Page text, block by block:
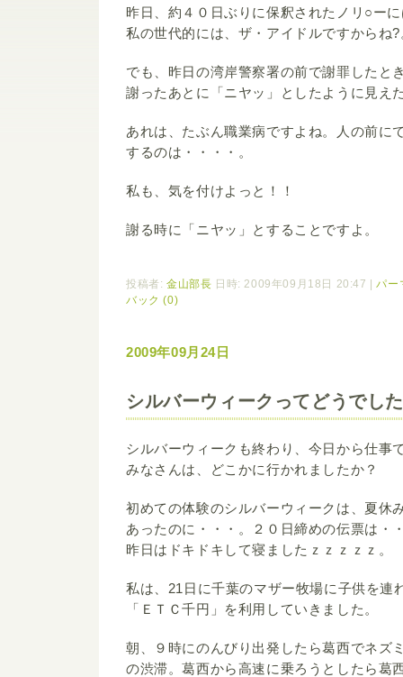
昨日、約４０日ぶりに保釈されたノリ○ー
私の世代的には、ザ・アイドルですからね?
でも、昨日の湾岸警察署の前で謝罪したと
謝ったあとに「ニヤッ」としたように見え
あれは、たぶん職業病ですよね。人の前に
するのは・・・・。
私も、気を付けよっと！！
謝る時に「ニヤッ」とすることですよ。
投稿者:金山部長 日時: 2009年09月18日 20:47
パー
バック (0)
2009年09月24日
シルバーウィークってどうでし
シルバーウィークも終わり、今日から仕事
みなさんは、どこかに行かれましたか？
初めての体験のシルバーウィークは、夏休
あったのに・・・。２０日締めの伝票は・
昨日はドキドキして寝ましたｚｚｚｚｚ。
私は、21日に千葉のマザー牧場に子供を連
「ＥＴＣ千円」を利用していきました。
朝、９時にのんびり出発したら葛西でネズ
の渋滞。葛西から高速に乗ろうとしたら葛